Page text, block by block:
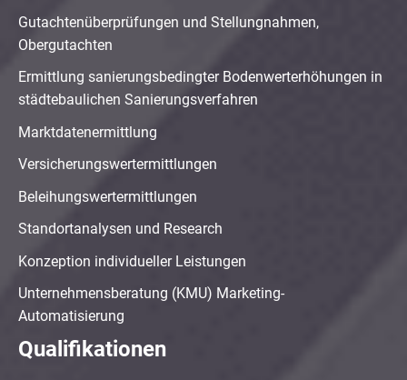
Gutachtenüberprüfungen und Stellungnahmen,
Obergutachten
Ermittlung sanierungsbedingter Bodenwerterhöhungen in
städtebaulichen Sanierungsverfahren
Marktdatenermittlung
Versicherungswertermittlungen
Beleihungswertermittlungen
Standortanalysen und Research
Konzeption individueller Leistungen
Unternehmensberatung (KMU) Marketing-
Automatisierung
Qualifikationen